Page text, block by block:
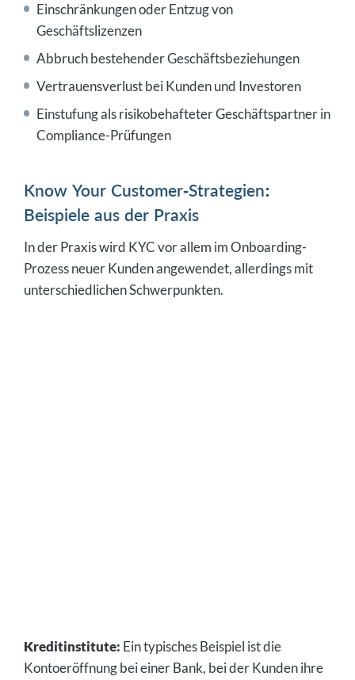
Einschränkungen oder Entzug von
Geschäftslizenzen
Abbruch bestehender Geschäftsbeziehungen
Vertrauensverlust bei Kunden und Investoren
Einstufung als risikobehafteter Geschäftspartner in
Compliance-Prüfungen
Know Your Customer-Strategien:
Beispiele aus der Praxis
In der Praxis wird KYC vor allem im Onboarding-
Prozess neuer Kunden angewendet, allerdings mit
unterschiedlichen Schwerpunkten.
Kreditinstitute: Ein typisches Beispiel ist die
Kontoeröffnung bei einer Bank, bei der Kunden ihre